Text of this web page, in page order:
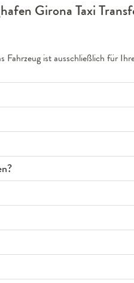
Girona Taxi
ist ausschließlich für